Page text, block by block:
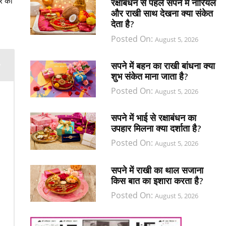
रक्षाबंधन से पहले सपने में नारियल
और राखी साथ देखना क्या संकेत
देता है?
Posted On:August 5, 2026
सपने में बहन का राखी बांधना क्या
शुभ संकेत माना जाता है?
Posted On:August 5, 2026
सपने में भाई से रक्षाबंधन का
उपहार मिलना क्या दर्शाता है?
Posted On:August 5, 2026
सपने में राखी का थाल सजाना
किस बात का इशारा करता है?
Posted On:August 5, 2026